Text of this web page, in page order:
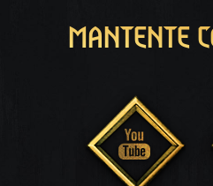
MANTENTE